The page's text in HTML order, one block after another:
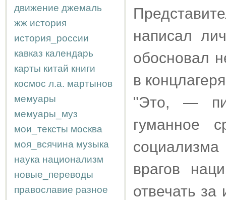
движение джемаль
жж история
история_россии
кавказ календарь
карты китай книги
космос л.а. мартынов
мемуары
мемуары_муз
мои_тексты москва
моя_всячина музыка
наука национализм
новые_переводы
православие разное
написал
обосновал
в
"Это, —
гуманное
врагов
отвечать